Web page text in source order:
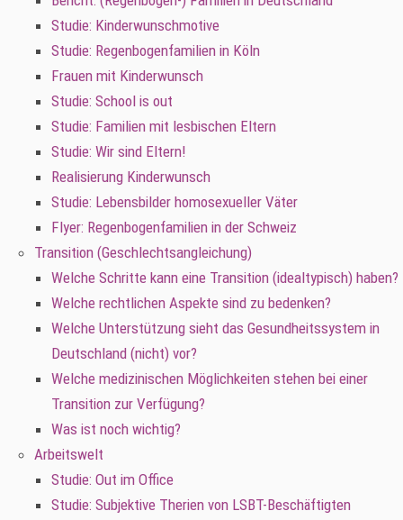
Studie: Kinderwunschmotive
Studie: Regenbogenfamilien in Köln
Frauen mit Kinderwunsch
Studie: School is out
Studie: Familien mit lesbischen Eltern
Studie: Wir sind Eltern!
Realisierung Kinderwunsch
Studie: Lebensbilder homosexueller Väter
Flyer: Regenbogenfamilien in der Schweiz
Transition (Geschlechtsangleichung)
Welche Schritte kann eine Transition (idealtypisch) haben?
Welche rechtlichen Aspekte sind zu bedenken?
Welche Unterstützung sieht das Gesundheitssystem in
Deutschland (nicht) vor?
Welche medizinischen Möglichkeiten stehen bei einer
Transition zur Verfügung?
Was ist noch wichtig?
Arbeitswelt
Studie: Out im Office
Studie: Subjektive Therien von LSBT-Beschäftigten